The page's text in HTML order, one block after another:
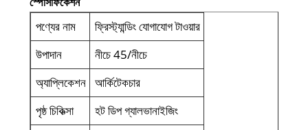
পণ্যের নাম
ফ্রিস্ট্যান্ডিং যোগাযোগ টাওয়ার
উপাদান
নীচে 45/নীচে
অ্যাপ্লিকেশন আর্কিটেকচার
পৃষ্ঠ চিকিত্সা
হট ডিপ গ্যালভানাইজিং